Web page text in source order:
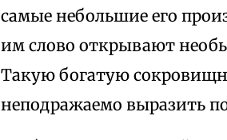
самые небольшие его
им слово открывают
Такую богатую
неподражаемо выразить